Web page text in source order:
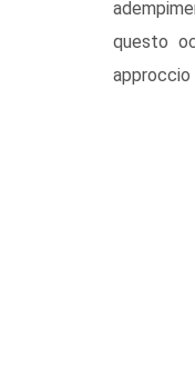
questo
approccio